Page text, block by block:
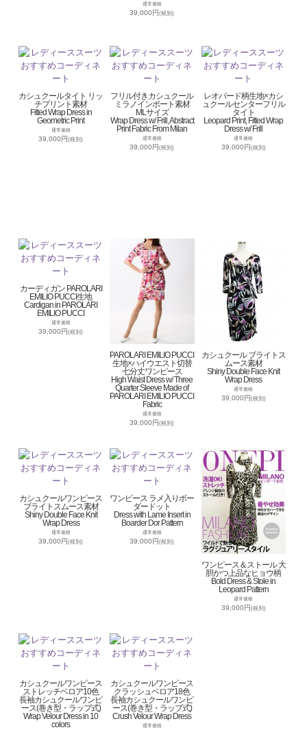
通常価格
39,000円(税別)
カシュクールタイト リッ
チプリント素材
Fitted Wrap Dress in
Geometric Print
通常価格
39,000円(税別)
フリル付きカシュクール
ミラノインポート素材
MLサイズ
Wrap Dress w/ Frill, Abstract
Print Fabric From Milan
通常価格
39,000円(税別)
レオパード柄生地×カシ
ュクールセンターフリル
タイト
Leopard Print, Fitted Wrap
Dress w/ Frill
通常価格
39,000円(税別)
カーディガン PAROLARI
EMILIO PUCCI生地
Cardigan in PAROLARI
EMILIO PUCCI
通常価格
39,000円(税別)
PAROLARI EMILIO PUCCI
生地×ハイウエスト切替
七分丈ワンピース
High Waist Dress w/ Three
Quarter Sleeve Made of
PAROLARI EMILIO PUCCI
Fabric
通常価格
39,000円(税別)
カシュクール ブライトス
ムース素材
Shiny Double Face Knit
Wrap Dress
通常価格
39,000円(税別)
カシュクールワンピース
ブライトスムース素材
Shiny Double Face Knit
Wrap Dress
通常価格
39,000円(税別)
ワンピース ラメ入りボー
ダードット
Dress with Lame Insert in
Boarder Dor Pattern
通常価格
39,000円(税別)
ワンピース＆ストール 大
胆かつ上品なヒョウ柄
Bold Dress & Stole in
Leopard Pattern
通常価格
39,000円(税別)
カシュクールワンピース
ストレッチベロア10色
長袖カシュクールワンピ
ース(巻き型・ラップ式)
Wrap Velour Dress in 10
colors
カシュクールワンピース
クラッシュベロア18色
長袖カシュクールワンピ
ース(巻き型・ラップ式)
Crush Velour Wrap Dress
通常価格